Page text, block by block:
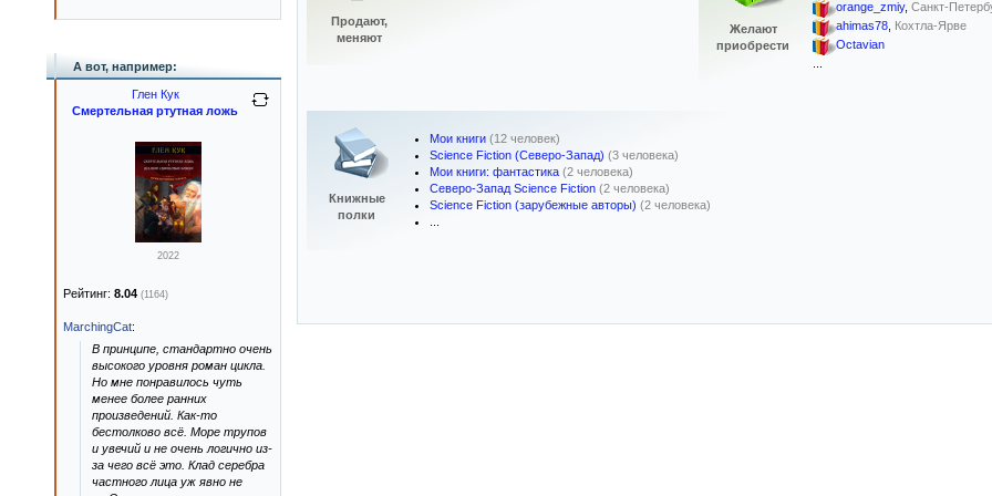
Продают,
меняют
Желают
приобрести
orange_zmiy, Санкт-
ahimas78, Кохтла-Ярве
Octavian
Книжные
полки
Мои книги (12 человек)
Science Fiction (Северо-Запад) (3 человека)
Мои книги: фантастика (2 человека)
Северо-Запад Science Fiction (2 человека)
Science Fiction (зарубежные авторы) (2 человека)
А вот, например:
Глен Кук
Смертельная ртутная ложь
2022
Рейтинг: 8.04 (1164)
MarchingCat:
В принципе, стандартно очень
высокого уровня роман цикла.
Но мне понравилось чуть
менее более ранних
произведений. Как-то
бестолково всё. Море трупов
и увечий и не очень логично из-
за чего всё это. Клад серебра
частного лица уж явно не